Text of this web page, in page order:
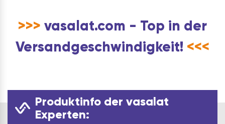
>>> vasalat.com - Top in der
Versandgeschwindigkeit! <<<
Produktinfo der vasalat
Experten: